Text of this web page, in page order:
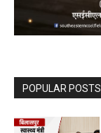
POPULAR POSTS